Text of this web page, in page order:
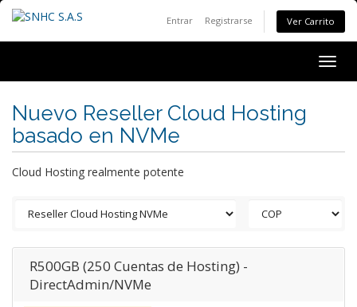
Entrar Registrarse Ver Carrito
Nuevo Reseller Cloud Hosting
basado en NVMe
Cloud Hosting realmente potente
R500GB (250 Cuentas de Hosting) -
DirectAdmin/NVMe